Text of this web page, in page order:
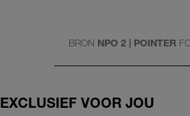
BRON NPO 2 | POINTER
EXCLUSIEF VOOR JOU